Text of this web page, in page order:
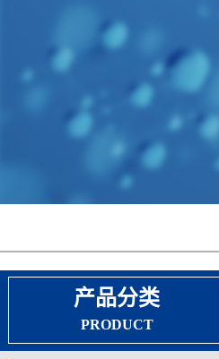
产品分类
PRODUCT